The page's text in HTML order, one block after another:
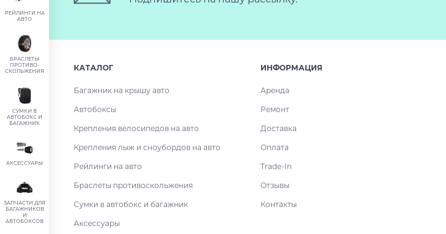
РЕЙЛИНГИ НА
АВТО
БРАСЛЕТЫ
ПРОТИВО-
СКОЛЬЖЕНИЯ
СУМКИ В
АВТОБОКС И
БАГАЖНИК
АКСЕССУАРЫ
ЗАПЧАСТИ ДЛЯ
БАГАЖНИКОВ
И
АВТОБОКСОВ
КАТАЛОГ
Багажник на крышу авто
Автобоксы
Крепления велосипедов на авто
Крепления лыж и сноубордов на авто
Рейлинги на авто
Браслеты противоскольжения
Сумки в автобокс и багажник
Аксессуары
ИНФОРМАЦИЯ
Аренда
Ремонт
Доставка
Оплата
Trade-In
Отзывы
Контакты